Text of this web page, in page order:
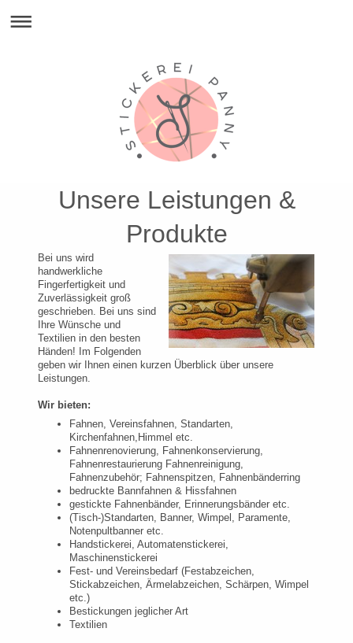
Unsere Leistungen &
Produkte
Bei uns wird
handwerkliche
Fingerfertigkeit und
Zuverlässigkeit groß
geschrieben. Bei uns sind
Ihre Wünsche und
Textilien in den besten
Händen! Im Folgenden
geben wir Ihnen einen kurzen Überblick über unsere
Leistungen.
Wir bieten:
Fahnen, Vereinsfahnen, Standarten,
Kirchenfahnen,Himmel etc.
Fahnenrenovierung, Fahnenkonservierung,
Fahnenrestaurierung Fahnenreinigung,
Fahnenzubehör; Fahnenspitzen, Fahnenbänderring
bedruckte Bannfahnen & Hissfahnen
gestickte Fahnenbänder, Erinnerungsbänder etc.
(Tisch-)Standarten, Banner, Wimpel, Paramente,
Notenpultbanner etc.
Handstickerei, Automatenstickerei,
Maschinenstickerei
Fest- und Vereinsbedarf (Festabzeichen,
Stickabzeichen, Ärmelabzeichen, Schärpen, Wimpel
etc.)
Bestickungen jeglicher Art
Textilien